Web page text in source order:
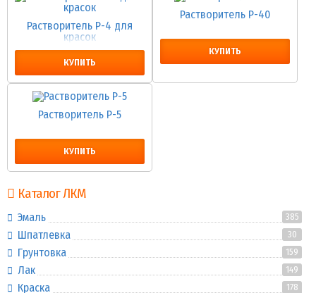
Растворитель Р-4 для
красок
КУПИТЬ
Растворитель Р-40
КУПИТЬ
Растворитель Р-5
КУПИТЬ
Каталог ЛКМ
Эмаль 385
Шпатлевка 30
Грунтовка 159
Лак 149
Краска 178